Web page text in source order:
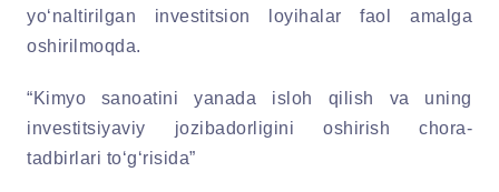
yo‘naltirilgan investitsion loyihalar faol amalga
oshirilmoqda.
“Kimyo sanoatini yanada isloh qilish va uning
investitsiyaviy jozibadorligini oshirish chora-
tadbirlari to‘g‘risida”